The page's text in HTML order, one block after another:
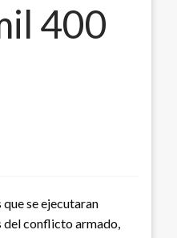
400
se ejecutaran
del conflicto armado,